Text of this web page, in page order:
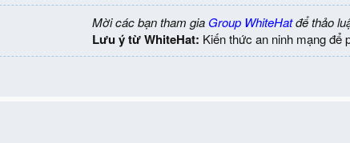
Mời các bạn tham gia Group WhiteHatđể thảo
Lưu ý từ WhiteHat: Kiến thức an ninh mạng để